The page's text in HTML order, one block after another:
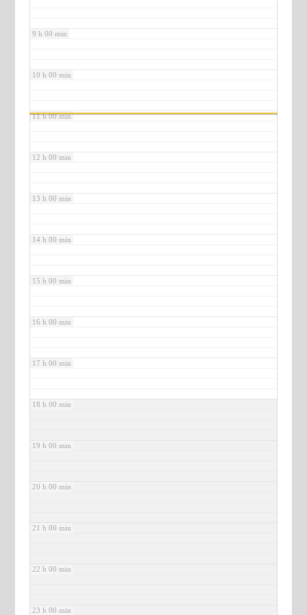
9 h 00 min
10 h 00 min
11 h 00 min
12 h 00 min
13 h 00 min
14 h 00 min
15 h 00 min
16 h 00 min
17 h 00 min
18 h 00 min
19 h 00 min
20 h 00 min
21 h 00 min
22 h 00 min
23 h 00 min